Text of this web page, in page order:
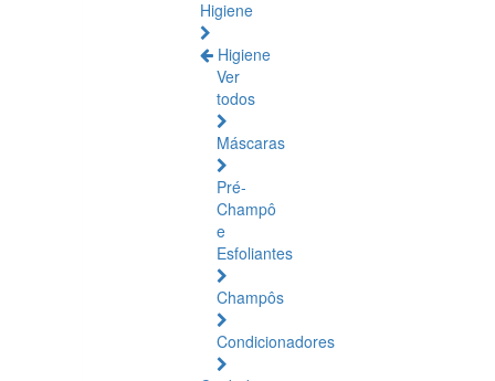
Higiene
Higiene
Ver
todos
Máscaras
Pré-
Champô
e
Esfoliantes
Champôs
Condicionadores